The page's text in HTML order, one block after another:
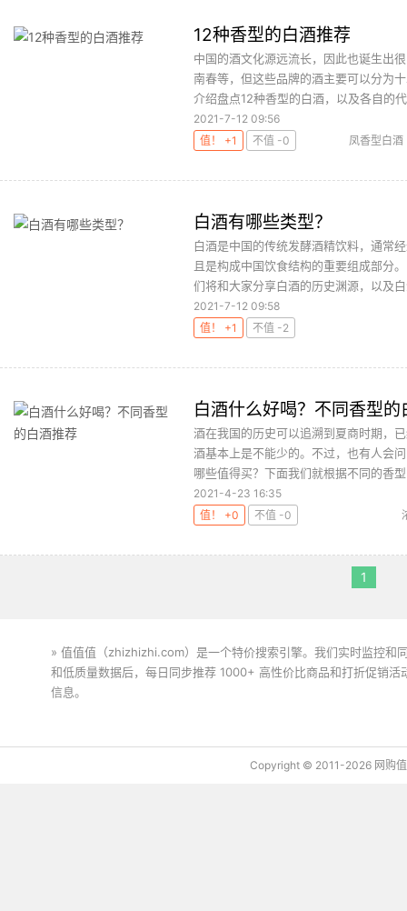
12种香型的白酒推荐
中国的酒文化源远流长，因此也诞生出
南春等，但这些品牌的酒主要可以分为
介绍盘点12种香型的白酒，以及各自的
2021-7-12 09:56
值！ +1
不值 -0 凤香型白酒
白酒有哪些类型？
白酒是中国的传统发酵酒精饮料，通常
且是构成中国饮食结构的重要组成部分
们将和大家分享白酒的历史渊源，以及
2021-7-12 09:58
值！ +1
不值 -2
白酒什么好喝？不同香型的
酒在我国的历史可以追溯到夏商时期，
酒基本上是不能少的。不过，也有人会
哪些值得买？下面我们就根据不同的香
2021-4-23 16:35
值！ +0
不值 -0
1
» 值值值（zhizhizhi.com）是一个特价搜索引擎。我们实时监控和
和低质量数据后，每日同步推荐 1000+ 高性价比商品和打折促销
信息。
Copyright © 2011-2026 网购